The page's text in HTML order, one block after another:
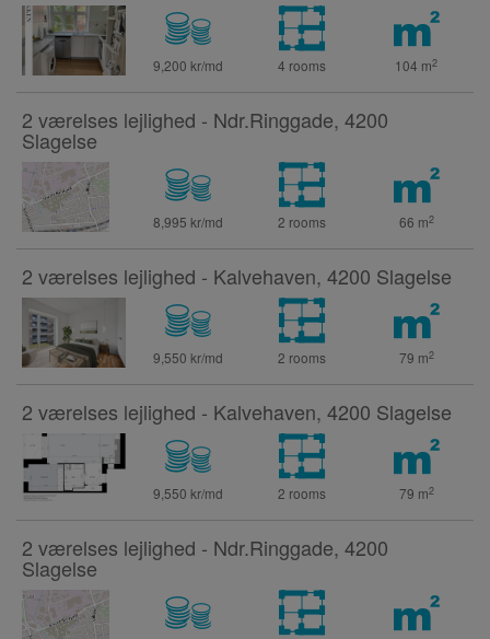
9,200 kr/md 4 rooms 104 m2
2 værelses lejlighed - Ndr.Ringgade, 4200
Slagelse
8,995 kr/md 2 rooms 66 m2
2 værelses lejlighed - Kalvehaven, 4200 Slagelse
9,550 kr/md 2 rooms 79 m2
2 værelses lejlighed - Kalvehaven, 4200 Slagelse
9,550 kr/md 2 rooms 79 m2
2 værelses lejlighed - Ndr.Ringgade, 4200
Slagelse